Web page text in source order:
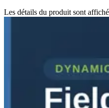
Les détails du produit sont